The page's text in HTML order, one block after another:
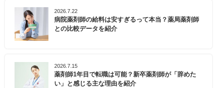
2026.7.22
病院薬剤師の給料は安すぎるって本当？薬局薬剤師
との比較データを紹介
2026.7.15
薬剤師1年目で転職は可能？新卒薬剤師が「辞めた
い」と感じる主な理由を紹介